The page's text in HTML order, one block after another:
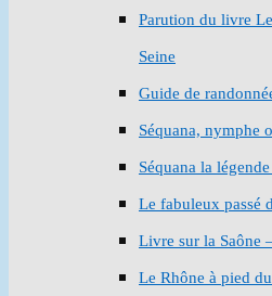
Parution du livre
Seine
Guide de
Séquana, nymphe
Séquana la
Le fabuleux passé
Livre sur la Saône
Le Rhône à pied